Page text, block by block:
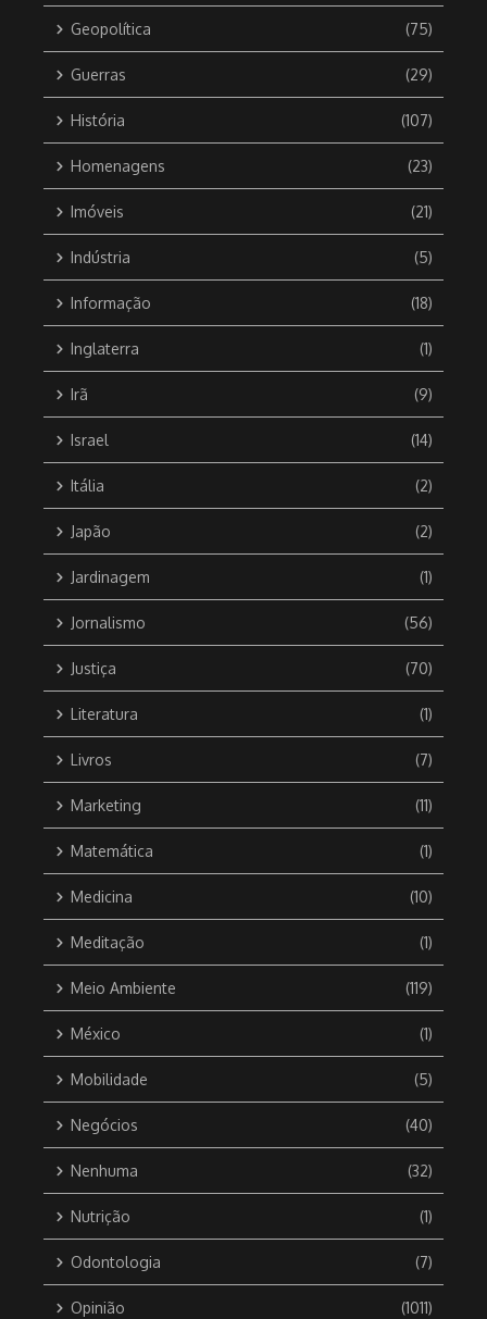
Geopolítica (75)
Guerras (29)
História (107)
Homenagens (23)
Imóveis (21)
Indústria (5)
Informação (18)
Inglaterra (1)
Irã (9)
Israel (14)
Itália (2)
Japão (2)
Jardinagem (1)
Jornalismo (56)
Justiça (70)
Literatura (1)
Livros (7)
Marketing (11)
Matemática (1)
Medicina (10)
Meditação (1)
Meio Ambiente (119)
México (1)
Mobilidade (5)
Negócios (40)
Nenhuma (32)
Nutrição (1)
Odontologia (7)
Opinião (1011)